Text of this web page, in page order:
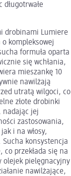
drobinami Lumiere
kompleksowej
formuła oparta
się wchłania,
mieszankę 10
nawilżają
utratą wilgoci, co
złote drobinki
nadając jej
zastosowania,
i na włosy,
Sucha konsystencja
co przekłada się na
olejek pielęgnacyjny
nawilżające,